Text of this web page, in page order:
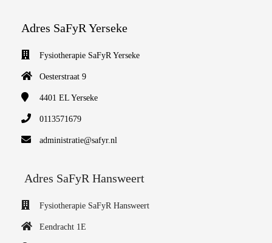
Adres SaFyR Yerseke
Fysiotherapie SaFyR Yerseke
Oesterstraat 9
4401 EL Yerseke
0113571679
administratie@safyr.nl
Adres SaFyR Hansweert
Fysiotherapie SaFyR Hansweert
Eendracht 1E